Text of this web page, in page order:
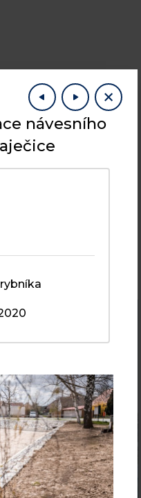
návesního